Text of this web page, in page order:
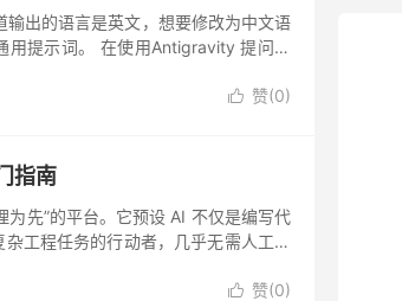
出的语言是英文，想要修改为中文语
提示词。 在使用Antigravity 提问时
 赞(0)
指南
先”的平台。它预设 AI 不仅是编写代
工程任务的行动者，几乎无需人工干
 赞(0)